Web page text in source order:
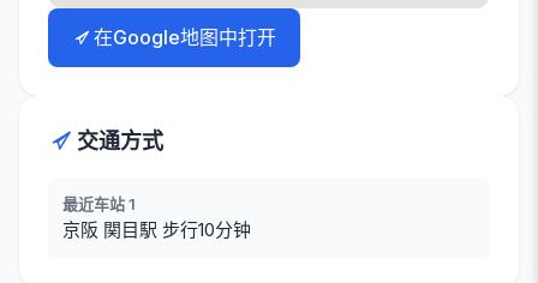
在Google地图中打开
交通方式
最近车站 1
京阪 関目駅 步行10分钟